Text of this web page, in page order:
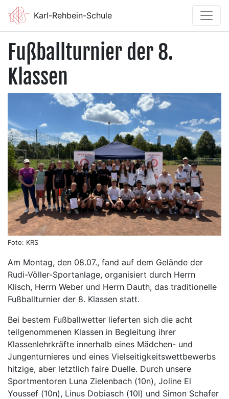
Karl-Rehbein-Schule
Fußballturnier der 8.
Klassen
Foto: KRS
Am Montag, den 08.07., fand auf dem Gelände der
Rudi-Völler-Sportanlage, organisiert durch Herrn
Klisch, Herrn Weber und Herrn Dauth, das traditionelle
Fußballturnier der 8. Klassen statt.
Bei bestem Fußballwetter lieferten sich die acht
teilgenommenen Klassen in Begleitung ihrer
Klassenlehrkräfte innerhalb eines Mädchen- und
Jungenturnieres und eines Vielseitigkeitswettbewerbs
hitzige, aber letztlich faire Duelle. Durch unsere
Sportmentoren Luna Zielenbach (10n), Joline El
Youssef (10n), Linus Dobiasch (10l) und Simon Schafer